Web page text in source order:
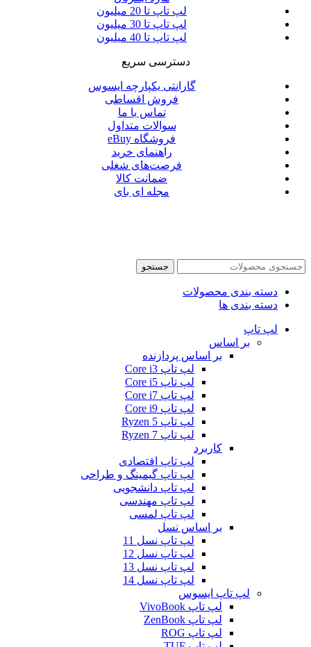
لپ تاپ تا 20 میلیون
لپ تاپ تا 30 میلیون
لپ تاپ تا 40 میلیون
دسترسی سریع
گارانتی یکپارچه ایسوس
فروش اقساطی
تماس با ما
سوالات متداول
فروشگاه eBuy
راهنمای خرید
فرصت‌های شغلی
ضمانت کالا
مجله ای بای
جستجو
دسته بندی محصولات
دسته بندی ها
لپ تاپ
بر اساس
بر اساس پردازنده
لپ تاپ Core i3
لپ تاپ Core i5
لپ تاپ Core i7
لپ تاپ Core i9
لپ تاپ Ryzen 5
لپ تاپ Ryzen 7
کاربرد
لپ تاپ اقتصادی
لپ تاپ گیمینگ و طراحی
لپ تاپ دانشجویی
لپ تاپ مهندسی
لپ تاپ لمسی
بر اساس نسل
لپ تاپ نسل 11
لپ تاپ نسل 12
لپ تاپ نسل 13
لپ تاپ نسل 14
لپ تاپ ایسوس
لپ تاپ VivoBook
لپ تاپ ZenBook
لپ تاپ ROG